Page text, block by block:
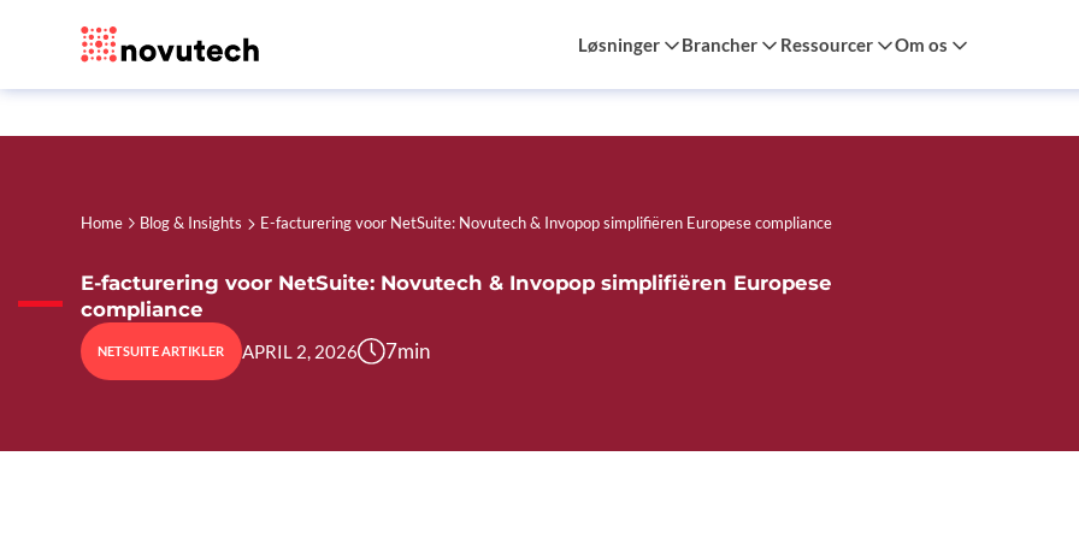
Løsninger Brancher Ressourcer Om os
Home Blog & Insights E-facturering voor NetSuite: Novutech & Invopop simplifiëren Europese compliance
E-facturering voor NetSuite: Novutech & Invopop simplifiëren Europese
compliance
NETSUITE ARTIKLER APRIL 2, 2026 7min